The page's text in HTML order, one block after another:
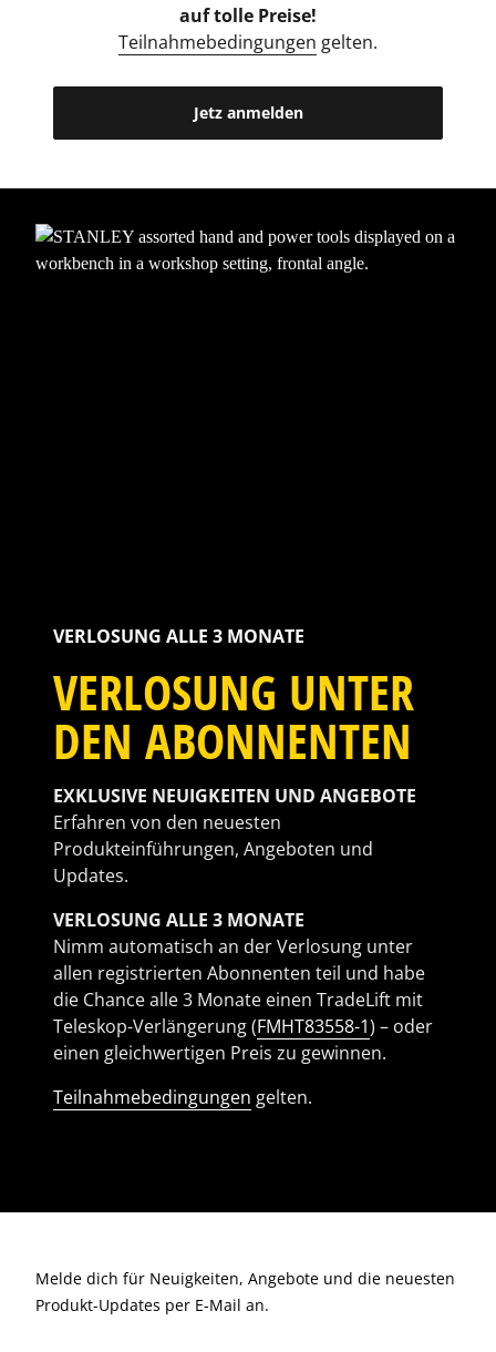
auf tolle Preise!
Teilnahmebedingungen gelten.
Jetz anmelden
VERLOSUNG ALLE 3 MONATE
VERLOSUNG UNTER
DEN ABONNENTEN
EXKLUSIVE NEUIGKEITEN UND ANGEBOTE
Erfahren von den neuesten
Produkteinführungen, Angeboten und
Updates.
VERLOSUNG ALLE 3 MONATE
Nimm automatisch an der Verlosung unter
allen registrierten Abonnenten teil und habe
die Chance alle 3 Monate einen TradeLift mit
Teleskop-Verlängerung (FMHT83558-1) – oder
einen gleichwertigen Preis zu gewinnen.
Teilnahmebedingungen gelten.
Melde dich für Neuigkeiten, Angebote und die neuesten
Produkt-Updates per E-Mail an.